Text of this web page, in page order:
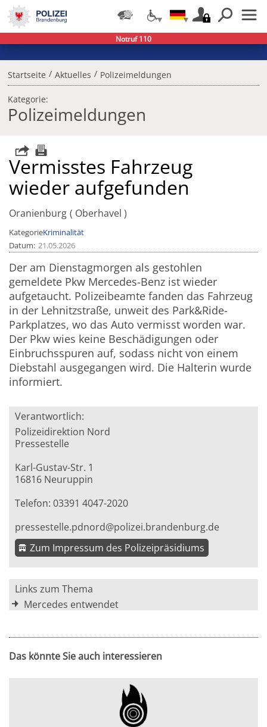
Startseite / Aktuelles / Polizeimeldungen
Kategorie:
Polizeimeldungen
Vermisstes Fahrzeug
wieder aufgefunden
Oranienburg Oberhavel
KategorieKriminalität
Datum 21.05.2026
Der am Dienstagmorgen als gestohlen
gemeldete Pkw Mercedes-Benz ist wieder
aufgetaucht. Polizeibeamte fanden das Fahrzeug
in der Lehnitzstraße, unweit des Park&Ride-
Parkplatzes, wo das Auto vermisst worden war.
Der Pkw wies keine Beschädigungen oder
Einbruchsspuren auf, sodass nicht von einem
Diebstahl ausgegangen wird. Die Halterin wurde
informiert.
Verantwortlich:
Polizeidirektion Nord
Pressestelle
Karl-Gustav-Str. 1
16816 Neuruppin
Telefon: 03391 4047-2020
pressestelle.pdnord@polizei.brandenburg.de
Zum Impressum des Polizeipräsidiums
Links zum Thema
Mercedes entwendet
Das könnte Sie auch interessieren
Notruf 110